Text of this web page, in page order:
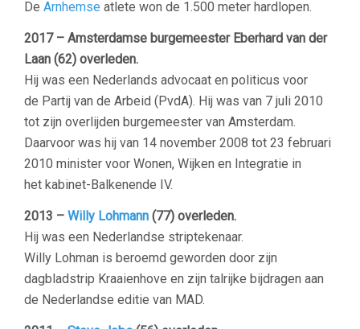
De Arnhemse atlete won de 1.500 meter hardlopen.
2017 – Amsterdamse burgemeester Eberhard van der
Laan (62) overleden.
Hij was een Nederlands advocaat en politicus voor
de Partij van de Arbeid (PvdA). Hij was van 7 juli 2010
tot zijn overlijden burgemeester van Amsterdam.
Daarvoor was hij van 14 november 2008 tot 23 februari
2010 minister voor Wonen, Wijken en Integratie in
het kabinet-Balkenende IV.
2013 – Willy Lohmann (77) overleden.
Hij was een Nederlandse striptekenaar.
Willy Lohman is beroemd geworden door zijn
dagbladstrip Kraaienhove en zijn talrijke bijdragen aan
de Nederlandse editie van MAD.